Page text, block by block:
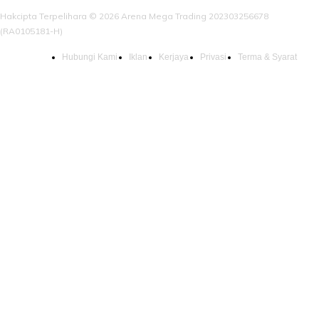
Hakcipta Terpelihara © 2026 Arena Mega Trading 202303256678
(RA0105181-H)
Hubungi Kami Iklan Kerjaya Privasi Terma & Syarat